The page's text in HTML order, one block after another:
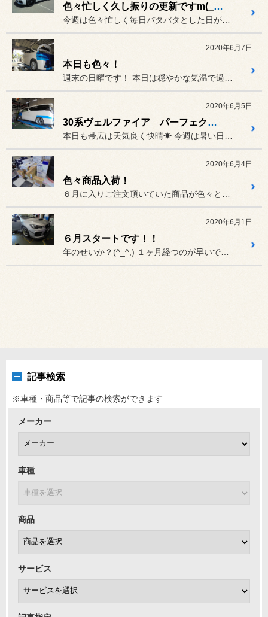
色々忙しく久し振りの更新ですm(__)m
2020年6月7日
本日も色々！
2020年6月5日
30系ヴェルファイア パーフェクトダンパー取付！
2020年6月4日
色々商品入荷！
2020年6月1日
６月スタートです！！
記事検索
※車種・商品等で記事の検索ができます
メーカー
車種
商品
サービス